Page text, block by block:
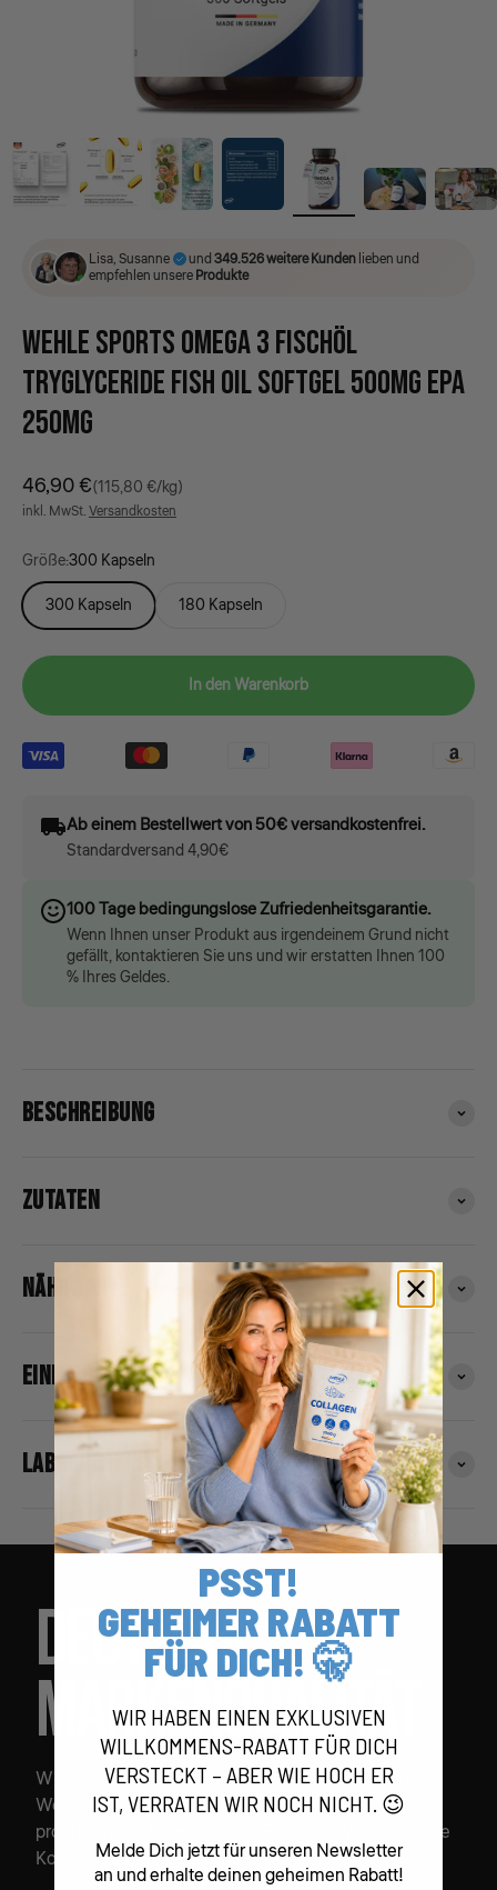
Lisa, Susanne und349.526 weitere Kundenlieben und
empfehlen unsereProdukte
WEHLE SPORTS OMEGA 3 FISCHÖL
TRYGLYCERIDE FISH OIL SOFTGEL 500MG EPA
250MG
Angebot
46,90 €(115,80 €/kg)
inkl. MwSt.Versandkosten
Größe:300 Kapseln
300 Kapseln
180 Kapseln
In den Warenkorb
Ab einem Bestellwert von 50€ versandkostenfrei.
Standardversand 4,90€
100 Tage bedingungslose Zufriedenheitsgarantie.
Wenn Ihnen unser Produkt aus irgendeinem Grund nicht
gefällt, kontaktieren Sie uns und wir erstatten Ihnen 100
% Ihres Geldes.
BESCHREIBUNG
ZUTATEN
NÄHRWERTE
EINNAHME
LABORBERICHT
DEUTSCHE
MARKENQUALITÄT
Wir sind stolz auf unsere Wurzeln. Sportnahrung
Wehle entwickelt und
produziert aus Überzeugung. Für kurze Wege, strenge
Kontrollen und Qualität, der du vertrauen kannst.
PSST!
GEHEIMER RABATT
FÜR DICH! 🤫
WIR HABEN EINEN EXKLUSIVEN
WILLKOMMENS-RABATT FÜR DICH
VERSTECKT – ABER WIE HOCH ER
IST, VERRATEN WIR NOCH NICHT. 😉
Melde Dich jetzt für unseren Newsletter
an und erhalte deinen geheimen Rabatt!